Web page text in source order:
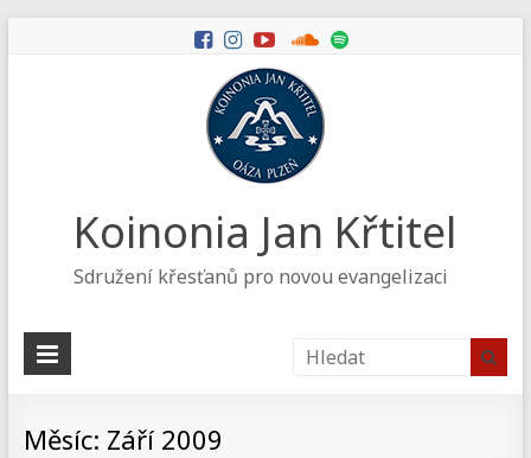
Koinonia Jan Křtitel
Sdružení křesťanů pro novou evangelizaci
Měsíc: Září 2009